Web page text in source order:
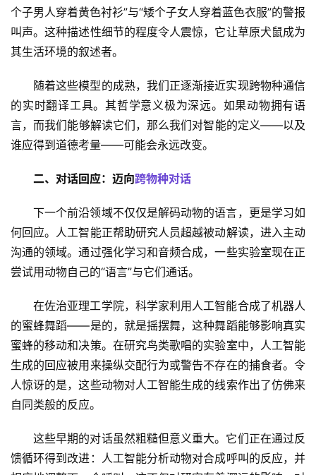
个子男人穿着黄色衬衫”与“矮个子女人穿着蓝色衣服”的警报
叫声。这种描述性细节的程度令人震惊，它让草原犬鼠成为
其生活环境的叙述者。
随着这些模型的成熟，我们正逐渐接近实现跨物种通信
的实时翻译工具。其哲学意义极为深远。如果动物拥有语
言，而我们能够解读它们，那么我们对智能的定义——以及
谁应得到道德考量——可能会永远改变。
二、对话回应：迈向跨物种对话
下一个前沿领域不仅仅是解码动物的语言，更是学习如
何回应。人工智能正帮助研究人员超越被动解读，进入主动
沟通的领域。通过强化学习和音频合成，一些实验室现在正
尝试用动物自己的“语言”与它们通话。
在佐治亚理工学院，科学家利用人工智能合成了机器人
的蜜蜂舞蹈——是的，就是摇摆舞，这种舞蹈能够影响真实
蜜蜂的移动和决策。在研究鸟类歌唱的实验室中，人工智能
生成的回应被用来操纵交配行为或警告不存在的捕食者。令
人惊讶的是，这些动物对人工智能生成的线索作出了仿佛来
自同类般的反应。
这些早期的对话虽然粗糙但意义重大。它们正在通过反
馈循环得到改进：人工智能分析动物对合成呼叫的反应，并